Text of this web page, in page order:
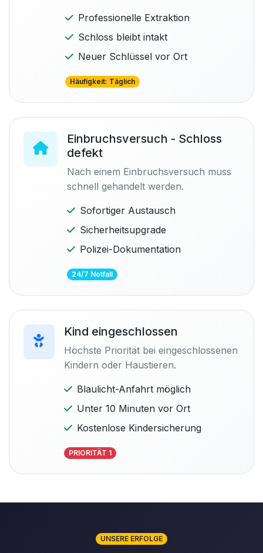
Professionelle Extraktion
Schloss bleibt intakt
Neuer Schlüssel vor Ort
Häufigkeit: Täglich
Einbruchsversuch - Schloss
defekt
Nach einem Einbruchsversuch muss
schnell gehandelt werden.
Sofortiger Austausch
Sicherheitsupgrade
Polizei-Dokumentation
24/7 Notfall
Kind eingeschlossen
Höchste Priorität bei eingeschlossenen
Kindern oder Haustieren.
Blaulicht-Anfahrt möglich
Unter 10 Minuten vor Ort
Kostenlose Kindersicherung
PRIORITÄT 1
UNSERE ERFOLGE